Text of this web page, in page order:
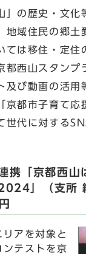
の歴史・文化
地域住民の郷土
ては移住・定住
都西山スタンプ
及び動画の活用
京都市子育て応
世代に対する
「京都西山
」（支所
アを対象と
ンテストを京